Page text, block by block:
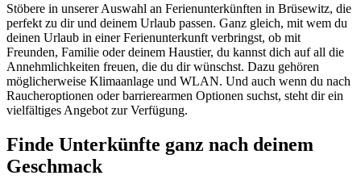
Stöbere in unserer Auswahl an Ferienunterkünften in Brüsewitz, die
perfekt zu dir und deinem Urlaub passen. Ganz gleich, mit wem du
deinen Urlaub in einer Ferienunterkunft verbringst, ob mit
Freunden, Familie oder deinem Haustier, du kannst dich auf all die
Annehmlichkeiten freuen, die du dir wünschst. Dazu gehören
möglicherweise Klimaanlage und WLAN. Und auch wenn du nach
Raucheroptionen oder barrierearmen Optionen suchst, steht dir ein
vielfältiges Angebot zur Verfügung.
Finde Unterkünfte ganz nach deinem
Geschmack